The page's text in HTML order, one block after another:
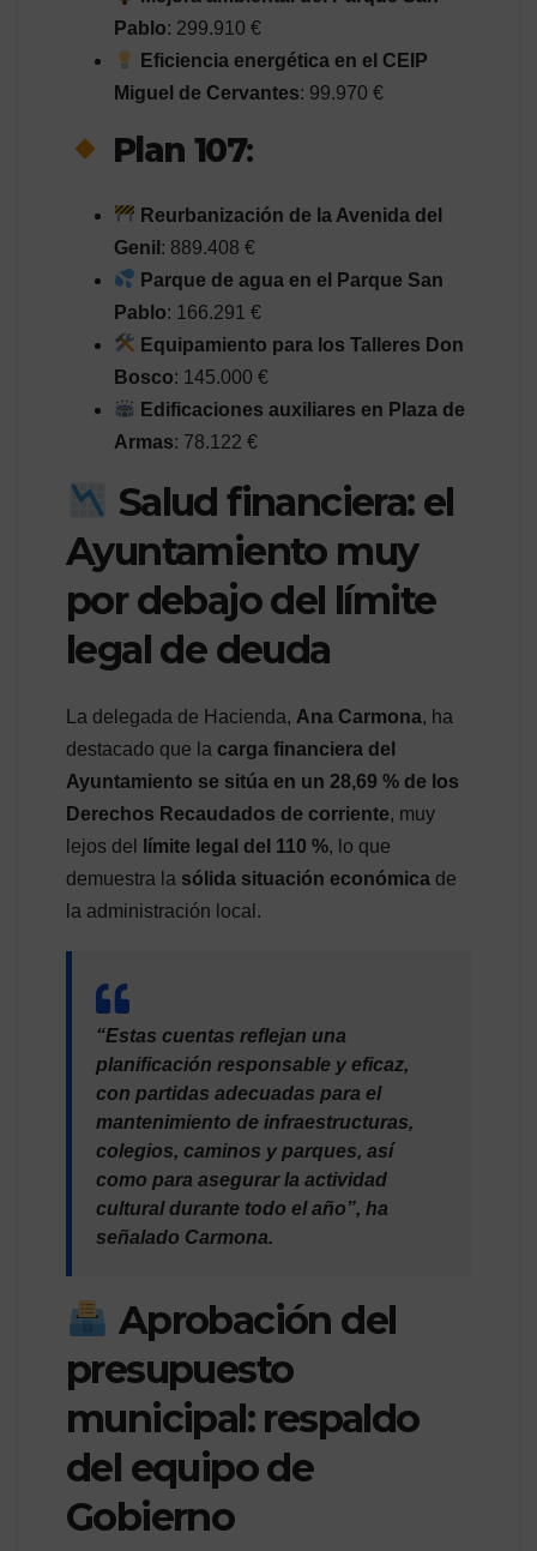
Pablo: 299.910 €
Eficiencia energética en el CEIP
Miguel de Cervantes: 99.970 €
Plan 107:
Reurbanización de la Avenida del
Genil : 889.408 €
Parque de agua en el Parque San
Pablo: 166.291 €
Equipamiento para los Talleres Don
Bosco: 145.000 €
Edificaciones auxiliares en Plaza de
Armas: 78.122 €
Salud financiera: el
Ayuntamiento muy
por debajo del límite
legal de deuda
La delegada de Hacienda, Ana Carmona, ha
destacado que la carga financiera del
Ayuntamiento se sitúa en un 28,69 % de los
Derechos Recaudados de corriente, muy
lejos del
límite legal del 110 %, lo que
demuestra la sólida situación económica de
la administración local.
“Estas cuentas reflejan una
planificación responsable y eficaz,
con partidas adecuadas para el
mantenimiento de infraestructuras,
colegios, caminos y parques, así
como para asegurar la actividad
cultural durante todo el año”, ha
señalado Carmona.
Aprobación del
presupuesto
municipal: respaldo
del equipo de
Gobierno